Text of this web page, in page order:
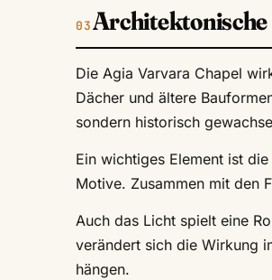
Die Agia Varvara Chapel
Dächer und ältere
sondern historisch
Ein wichtiges Element ist
Motive. Zusammen mit den
Auch das Licht spielt eine
verändert sich die Wirkung
hängen.